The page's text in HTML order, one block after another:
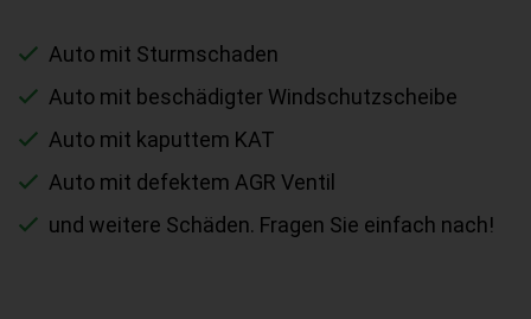
Auto mit Sturmschaden
Auto mit beschädigter Windschutzscheibe
Auto mit kaputtem KAT
Auto mit defektem AGR Ventil
und weitere Schäden. Fragen Sie einfach nach!